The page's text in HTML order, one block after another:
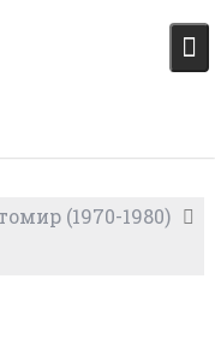
(1970-1980)